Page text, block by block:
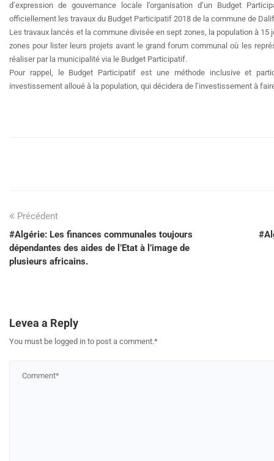
d’expression de gouvernance locale l’organisation d’un Budget
officiellement les travaux du Budget Participatif 2018 de la commune de
Les travaux lancés et la commune divisée en sept zones, la population à
zones pour lister leurs projets avant le grand forum communal où les
réaliser par la municipalité via le Budget Participatif.
Pour rappel, le Budget Participatif est une méthode inclusive et
investissement alloué à la population, qui décidera de l’investissement à
Précédent
#Algérie: Les finances communales toujours
dépendantes des aides de l’Etat à l’image de
plusieurs africains.
Levea a Reply
You must be logged in to post a comment.*